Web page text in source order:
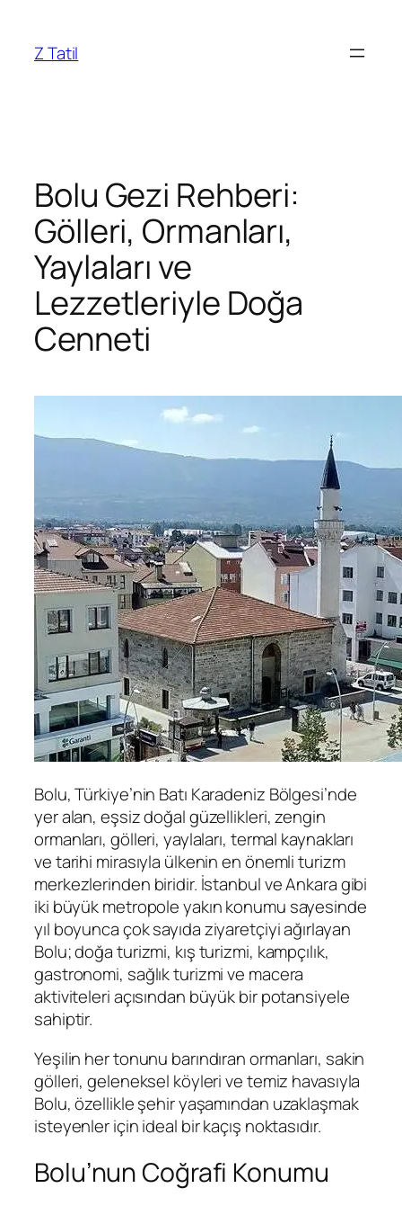
Z Tatil
Bolu Gezi Rehberi:
Gölleri, Ormanları,
Yaylaları ve
Lezzetleriyle Doğa
Cenneti
Bolu, Türkiye’nin Batı Karadeniz Bölgesi’nde
yer alan, eşsiz doğal güzellikleri, zengin
ormanları, gölleri, yaylaları, termal kaynakları
ve tarihi mirasıyla ülkenin en önemli turizm
merkezlerinden biridir. İstanbul ve Ankara gibi
iki büyük metropole yakın konumu sayesinde
yıl boyunca çok sayıda ziyaretçiyi ağırlayan
Bolu; doğa turizmi, kış turizmi, kampçılık,
gastronomi, sağlık turizmi ve macera
aktiviteleri açısından büyük bir potansiyele
sahiptir.
Yeşilin her tonunu barındıran ormanları, sakin
gölleri, geleneksel köyleri ve temiz havasıyla
Bolu, özellikle şehir yaşamından uzaklaşmak
isteyenler için ideal bir kaçış noktasıdır.
Bolu’nun Coğrafi Konumu